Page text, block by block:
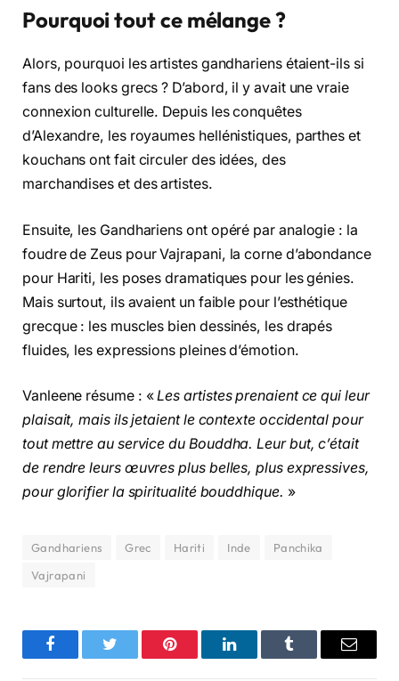
Pourquoi tout ce mélange ?
Alors, pourquoi les artistes gandhariens étaient-ils si
fans des looks grecs ? D’abord, il y avait une vraie
connexion culturelle. Depuis les conquêtes
d’Alexandre, les royaumes hellénistiques, parthes et
kouchans ont fait circuler des idées, des
marchandises et des artistes.
Ensuite, les Gandhariens ont opéré par analogie : la
foudre de Zeus pour Vajrapani, la corne d’abondance
pour Hariti, les poses dramatiques pour les génies.
Mais surtout, ils avaient un faible pour l’esthétique
grecque : les muscles bien dessinés, les drapés
fluides, les expressions pleines d’émotion.
Vanleene résume : «Les artistes prenaient ce qui leur
plaisait, mais ils jetaient le contexte occidental pour
tout mettre au service du Bouddha. Leur but, c’était
de rendre leurs œuvres plus belles, plus expressives,
pour glorifier la spiritualité bouddhique. »
Gandhariens Grec Hariti Inde
Panchika
Vajrapani
FacebookTwitter Pinterest LinkedInTumblr Email